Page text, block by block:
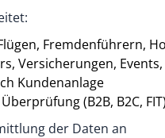
Fremdenführern,
Versicherungen,
Kundenanlage
(B2B, B2C,
der Daten an